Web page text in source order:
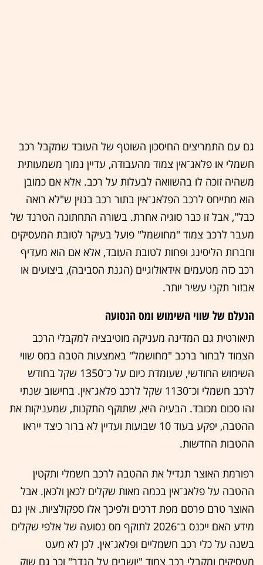
גם עם התמריצים החיסכון השוטף של העובד שמקבל רכב
חשמלי או פלאג־אין צמוד מהעבודה, עדיין נמוך משמעותית
משהיה זוכה לו בהשוואה לבעלות על רכב. אלא אם כמובן
הוא מתייחס לרכב הפלאג־אין בתור רכב בנזין ש"לא רואה
כבל", אבל זו כבר סוגיה אחרת. בשורה התחתונה הטרנד של
מעבר לרכב צמוד "מחושמל" פועל בעיקר לטובת המעסיקים
וחברות הליסינג ופחות לטובת העובד, אלא אם הוא מעדיף
רכב כזה מטעמים אידאולוגיים (הגנת הסביבה), ביצועים או
אבזור תקני עשיר יותר.
הנעלם של שווי השימוש ומס הנסועה
תיאורטית גם המדינה מעניקה מוטיבציה למקבלי הרכב
הצמוד לבחור ברכב "מחושמל" באמצעות הטבה במס שווי
השימוש החודשי, שעומדת כיום על כ־1350 שקל בחודש
לרכב חשמלי וכ־1130 שקל לרכב פלאג־אין. בחישוב שנתי
זהו סכום מכובד. הבעיה היא, שתוקף התקנות, שמעניקות את
ההטבה, יפקע בעוד 10 שבועות ועדיין לא ברור כיצד ייראו
ההטבות החדשות.
רפורמת האוצר תגדיל את ההטבה לרכב חשמלי ותקטין
ההטבה על פלאג־אין בכמה מאות שקלים לכאן ולכאן. אבל
האוצר טרם פרסם מפת דרכים ולפיכך אלו ספקולציות. אין גם
מידע האם ייכנס ב־2026 לתוקף מס נסועה של אלפי שקלים
בשנה על כלי רכב חשמליים ופלאג־אין. לכן לא מעט
מעסיקים ומקבלי רכב צמוד "יושבים על הגדר" וכך גם שוק